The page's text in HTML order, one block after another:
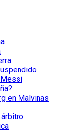
Messi
en Malvinas
árbitro